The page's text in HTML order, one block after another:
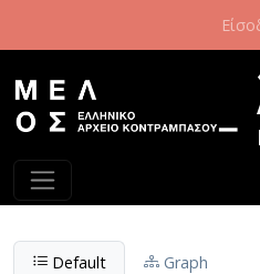
Default Graph